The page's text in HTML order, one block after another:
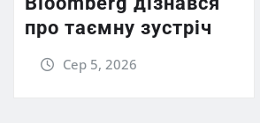
про таємну зустріч
Сер 5, 2026